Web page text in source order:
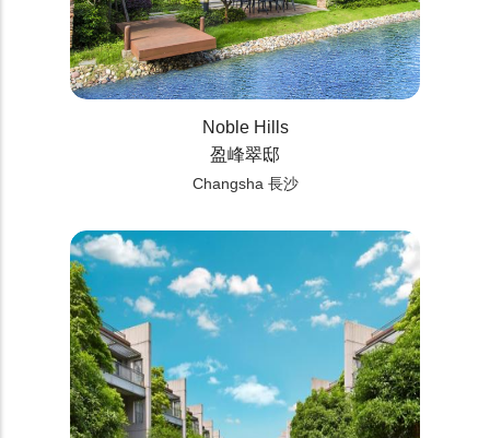
Noble Hills
盈峰翠邸
Changsha 長沙